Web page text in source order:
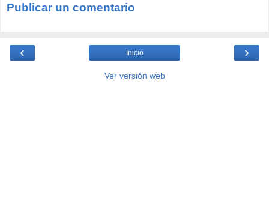
Publicar un comentario
‹ ›
Inicio
Ver versión web